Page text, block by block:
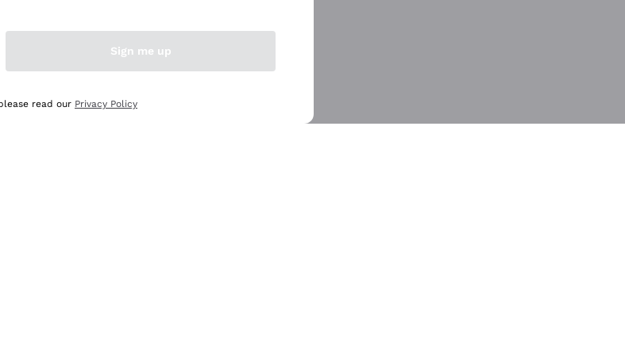
Sign me up
read our Privacy Policy